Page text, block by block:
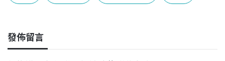
b
o
k
a
L
發佈留言